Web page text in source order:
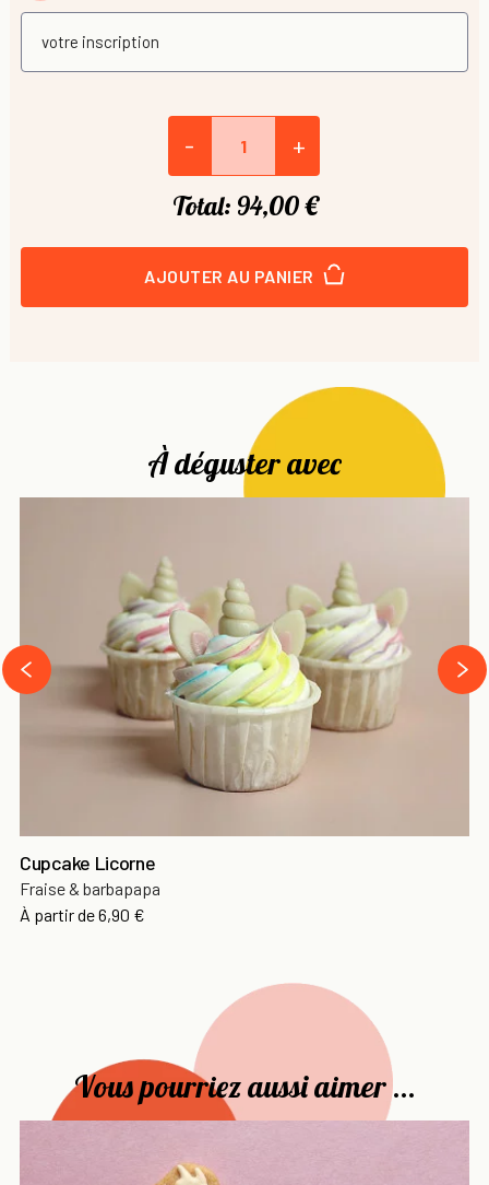
- +
Total: 94,00 €
AJOUTER AU PANIER
À déguster avec
Cupcake Licorne
Fraise & barbapapa
À partir dePrix
6,90 €
prev
next
Vous pourriez aussi aimer ...